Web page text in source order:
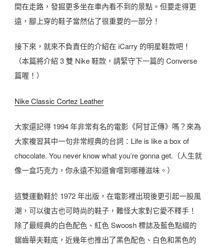
間在走路，發掘更多坐在車內看不到的景點。但要走得更
遠，腳上穿的鞋子當然佔了很重要的一部分！
接下來，就來不負責任的介紹在 iCarry 的明星鞋款吧！
（本篇將介紹 3 雙 Nike 鞋款，請緊守下一篇的 Converse
篇喔！）
Nike Classic Cortez Leather
大家還記得 1994 年非常有名的電影《阿甘正傳》嗎？來為
大家複習其中一句非常經典的台詞：Life is like a box of
chocolate. You never know what you’re gonna get.（人生就
像一盒巧克力，你永遠不知道會嚐到哪種滋味。）
這雙運動鞋於 1972 年出版，在電影裡出現後更引起一股風
潮，可以復古也可時尚的鞋子，難怪大家對它愛不釋手！
除了最經典的白色配色、紅色 Swoosh 標誌及藍色點綴的
鋸齒華夫鞋底，近幾年也推出了黑色配色、白色和黑色的